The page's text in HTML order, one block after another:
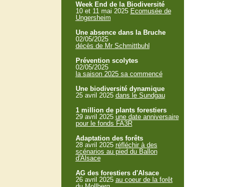
Week End de la Biodiversité
10 et 11 mai 2025 Ecomusée de
Ungersheim
Une absence dans la Bruche
02/05/2025
décès de Mr Schmittbuhl
Prévention scolytes
02/05/2025
la saison 2025 sa commencé
Une biodiversité dynamique
25 avril 2025 dans le Sundgau
1 million de plants forestiers
29 avril 2025 une date anniversaire
pour le fonds FA3R
Adaptation des forêts
28 avril 2025 réfléchir à des
scénarios au pied du Ballon
d'Alsace
AG des forestiers d'Alsace
26 avril 2025 au coeur de la forêt